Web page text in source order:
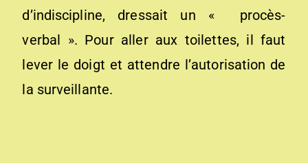
d’indiscipline, dressait un « procès-
verbal ». Pour aller aux toilettes, il faut
lever le doigt et attendre l’autorisation de
la surveillante.